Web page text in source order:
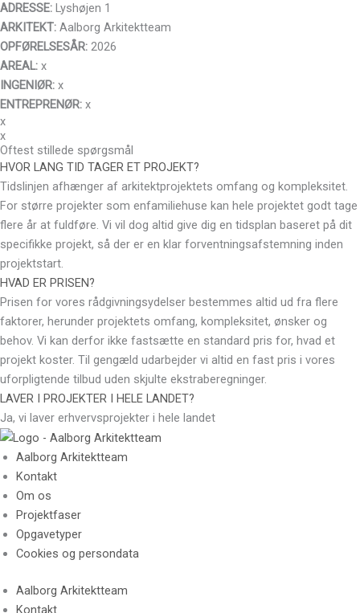
ADRESSE: Lyshøjen 1
ARKITEKT: Aalborg Arkitektteam
OPFØRELSESÅR: 2026
AREAL: x
INGENIØR: x
ENTREPRENØR: x
x
x
Oftest stillede spørgsmål
HVOR LANG TID TAGER ET PROJEKT?
Tidslinjen afhænger af arkitektprojektets omfang og kompleksitet.
For større projekter som enfamiliehuse kan hele projektet godt tage
flere år at fuldføre. Vi vil dog altid give dig en tidsplan baseret på dit
specifikke projekt, så der er en klar forventningsafstemning inden
projektstart.
HVAD ER PRISEN?
Prisen for vores rådgivningsydelser bestemmes altid ud fra flere
faktorer, herunder projektets omfang, kompleksitet, ønsker og
behov. Vi kan derfor ikke fastsætte en standard pris for, hvad et
projekt koster. Til gengæld udarbejder vi altid en fast pris i vores
uforpligtende tilbud uden skjulte ekstraberegninger.
LAVER I PROJEKTER I HELE LANDET?
Ja, vi laver erhvervsprojekter i hele landet
Aalborg Arkitektteam
Kontakt
Om os
Projektfaser
Opgavetyper
Cookies og persondata
Aalborg Arkitektteam
Kontakt